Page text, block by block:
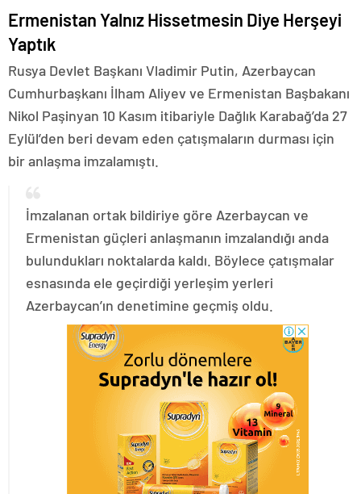
Ermenistan Yalnız Hissetmesin Diye Herşeyi
Yaptık
Rusya Devlet Başkanı Vladimir Putin, Azerbaycan
Cumhurbaşkanı İlham Aliyev ve Ermenistan Başbakanı
Nikol Paşinyan 10 Kasım itibariyle Dağlık Karabağ’da 27
Eylül’den beri devam eden çatışmaların durması için
bir anlaşma imzalamıştı.
İmzalanan ortak bildiriye göre Azerbaycan ve
Ermenistan güçleri anlaşmanın imzalandığı anda
bulundukları noktalarda kaldı. Böylece çatışmalar
esnasında ele geçirdiği yerleşim yerleri
Azerbaycan’ın denetimine geçmiş oldu.